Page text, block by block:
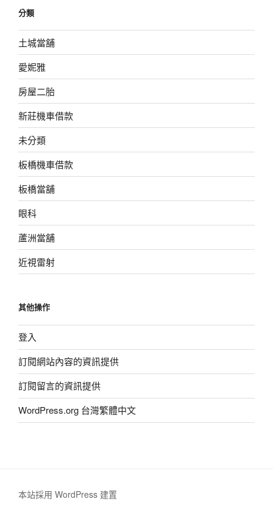
分類
土城當舖
愛妮雅
房屋二胎
新莊機車借款
未分類
板橋機車借款
板橋當舖
眼科
蘆洲當舖
近視雷射
其他操作
登入
訂閱網站內容的資訊提供
訂閱留言的資訊提供
WordPress.org 台灣繁體中文
本站採用 WordPress 建置